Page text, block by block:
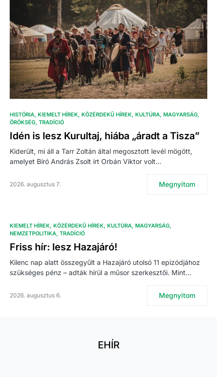
HISTÓRIA KIEMELT HÍREK KÖZÉRDEKŰ HÍREK KULTÚRA MAGYARSÁG
ÖRÖKSÉG TRADÍCIÓ
Idén is lesz Kurultaj, hiába „áradt a Tisza”
Kiderült, mi áll a Tarr Zoltán által megosztott levél mögött,
amelyet Bíró András Zsolt írt Orbán Viktor volt…
2026. augusztus 7. Megnyitom
KIEMELT HÍREK KÖZÉRDEKŰ HÍREK KULTÚRA MAGYARSÁG
NEMZETPOLITIKA TRADÍCIÓ
Friss hír: lesz Hazajáró!
Kilenc nap alatt összegyűlt a Hazajáró utolsó 11 epizódjához
szükséges pénz – adták hírül a műsor szerkesztői. Mint…
2026. augusztus 6. Megnyitom
EHÍR